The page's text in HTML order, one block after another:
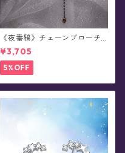
《夜番鴉》チェーンブローチ/
襟ブローチ
¥3,705
5%OFF